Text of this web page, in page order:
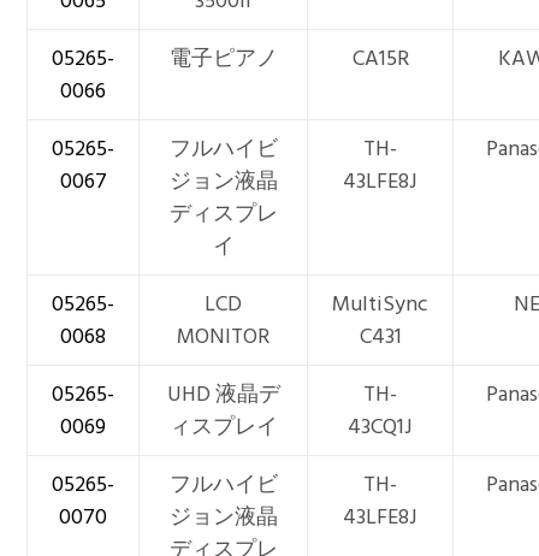
05265-
0066
電子ピアノ CA15R
05265-
0067
フルハイビ
ジョン液晶
ディスプレ
イ
TH-
43LFE8J
05265-
0068
LCD
MONITOR
MultiSync
C431
05265-
0069
UHD 液晶デ
ィスプレイ
TH-
43CQ1J
05265-
0070
フルハイビ
ジョン液晶
TH-
43LFE8J